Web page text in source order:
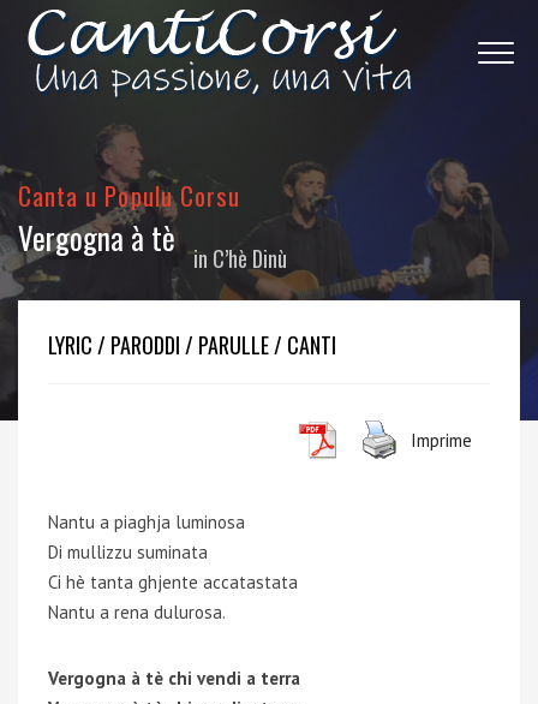
Canta u Populu Corsu
Vergogna à tè in C’hè Dinù
LYRIC / PARODDI / PARULLE / CANTI
Imprime
Nantu a piaghja luminosa
Di mullizzu suminata
Ci hè tanta ghjente accatastata
Nantu a rena dulurosa.
Vergogna à tè chi vendi a terra